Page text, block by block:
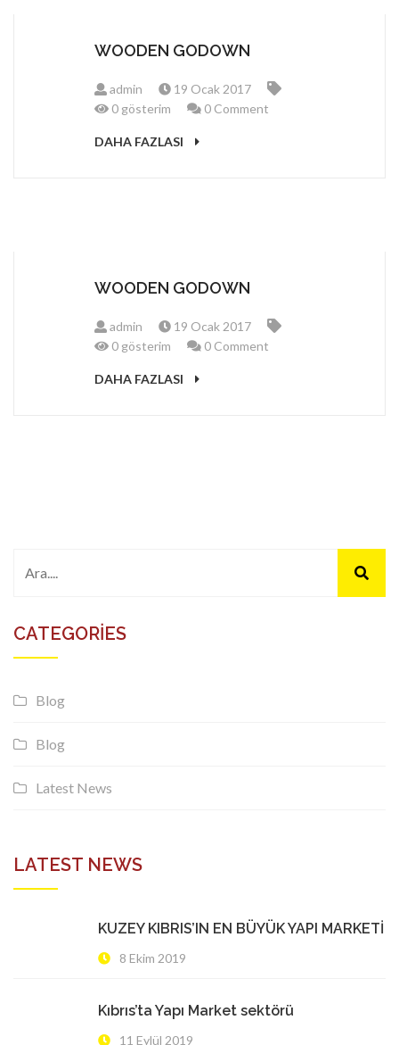
WOODEN GODOWN
admin
19 Ocak 2017
0 gösterim
0 Comment
DAHA FAZLASI
WOODEN GODOWN
admin
19 Ocak 2017
0 gösterim
0 Comment
DAHA FAZLASI
CATEGORIES
Blog
Blog
Latest News
LATEST NEWS
KUZEY KIBRIS’IN EN BÜYÜK YAPI MARKETİ
8 Ekim 2019
Kıbrıs’ta Yapı Market sektörü
11 Eylül 2019